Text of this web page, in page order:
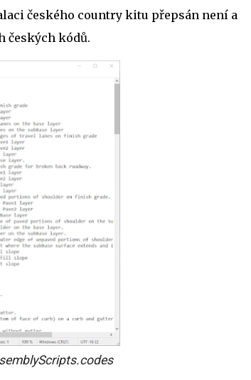
českého country kitu přepsán není a
českých kódů.